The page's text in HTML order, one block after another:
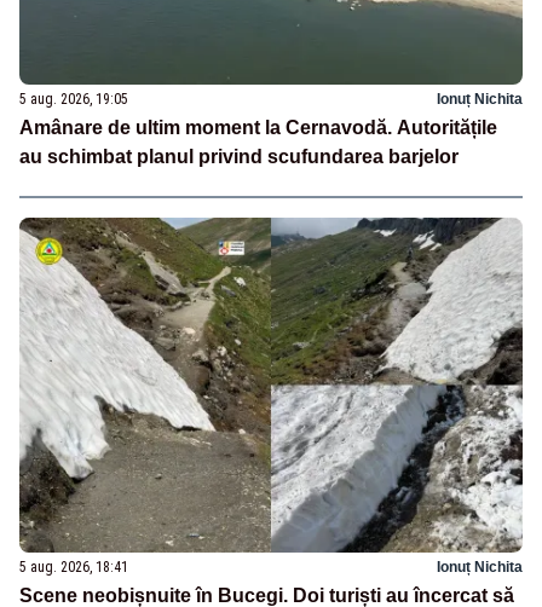
5 aug. 2026, 19:05 Ionuț Nichita
Amânare de ultim moment la Cernavodă. Autoritățile
au schimbat planul privind scufundarea barjelor
5 aug. 2026, 18:41 Ionuț Nichita
Scene neobișnuite în Bucegi. Doi turiști au încercat să